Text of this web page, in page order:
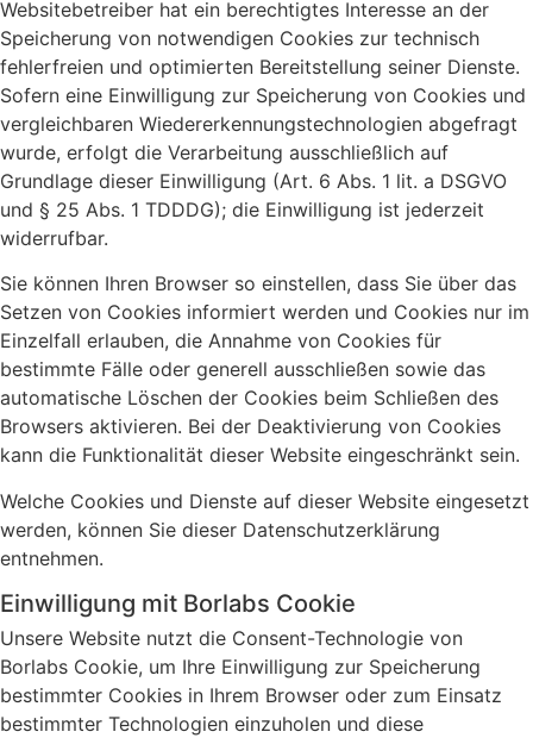
Websitebetreiber hat ein berechtigtes Interesse an der
Speicherung von notwendigen Cookies zur technisch
fehlerfreien und optimierten Bereitstellung seiner Dienste.
Sofern eine Einwilligung zur Speicherung von Cookies und
vergleichbaren Wiedererkennungstechnologien abgefragt
wurde, erfolgt die Verarbeitung ausschließlich auf
Grundlage dieser Einwilligung (Art. 6 Abs. 1 lit. a DSGVO
und § 25 Abs. 1 TDDDG); die Einwilligung ist jederzeit
widerrufbar.
Sie können Ihren Browser so einstellen, dass Sie über das
Setzen von Cookies informiert werden und Cookies nur im
Einzelfall erlauben, die Annahme von Cookies für
bestimmte Fälle oder generell ausschließen sowie das
automatische Löschen der Cookies beim Schließen des
Browsers aktivieren. Bei der Deaktivierung von Cookies
kann die Funktionalität dieser Website eingeschränkt sein.
Welche Cookies und Dienste auf dieser Website eingesetzt
werden, können Sie dieser Datenschutzerklärung
entnehmen.
Einwilligung mit Borlabs Cookie
Unsere Website nutzt die Consent-Technologie von
Borlabs Cookie, um Ihre Einwilligung zur Speicherung
bestimmter Cookies in Ihrem Browser oder zum Einsatz
bestimmter Technologien einzuholen und diese